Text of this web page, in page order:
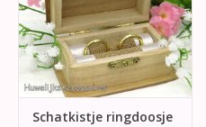
Schatkistje ringdoosje